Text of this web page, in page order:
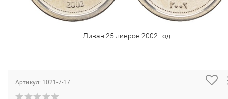
Ливан 25 ливров 2002 год
Артикул: 1021-7-17